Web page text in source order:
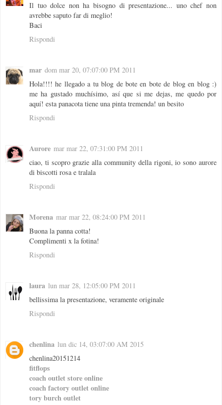
Il tuo dolce non ha bisogno di presentazione... uno chef non
avrebbe saputo far di meglio!
Baci
Rispondi
mar dom mar 20, 07:07:00 PM 2011
Hola!!!! he llegado a tu blog de bote en bote de blog en blog :)
me ha gustado muchísimo, así que si me dejas, me quedo por
aquí! esta panacota tiene una pinta tremenda! un besito
Rispondi
Aurore mar mar 22, 07:31:00 PM 2011
ciao, ti scopro grazie alla community della rigoni, io sono aurore
di biscotti rosa e tralala
Rispondi
Morena mar mar 22, 08:24:00 PM 2011
Buona la panna cotta!
Complimenti x la fotina!
Rispondi
laura lun mar 28, 12:05:00 PM 2011
bellissima la presentazione, veramente originale
Rispondi
chenlina lun dic 14, 03:07:00 AM 2015
chenlina20151214
fitflops
coach outlet store online
coach factory outlet online
tory burch outlet